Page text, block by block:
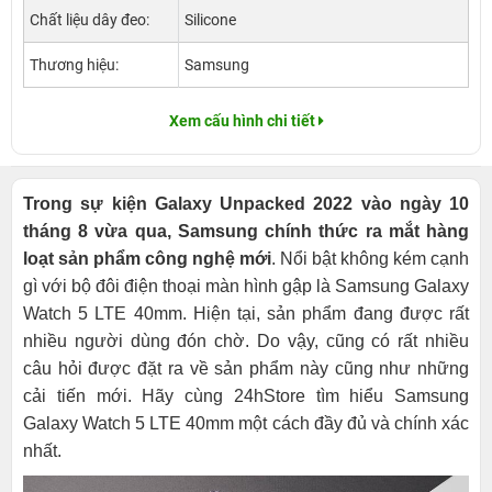
Chất liệu dây đeo: Silicone
Thương hiệu: Samsung
Xem cấu hình chi tiết
Trong sự kiện Galaxy Unpacked 2022 vào ngày 10
tháng 8 vừa qua, Samsung chính thức ra mắt hàng
loạt sản phẩm công nghệ mới. Nổi bật không kém cạnh
gì với bộ đôi điện thoại màn hình gập là Samsung Galaxy
Watch 5 LTE 40mm. Hiện tại, sản phẩm đang được rất
nhiều người dùng đón chờ. Do vậy, cũng có rất nhiều
câu hỏi được đặt ra về sản phẩm này cũng như những
cải tiến mới. Hãy cùng 24hStore tìm hiểu Samsung
Galaxy Watch 5 LTE 40mm một cách đầy đủ và chính xác
nhất.